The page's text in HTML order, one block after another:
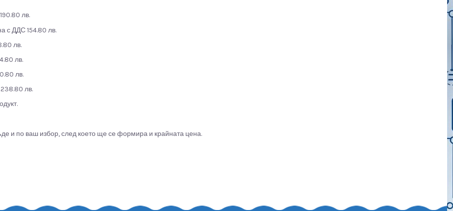
лв.
с ДДС 154.80 лв.
лв.
лв.
лв.
лв.
и по ваш избор, след което ще се формира и крайната цена.